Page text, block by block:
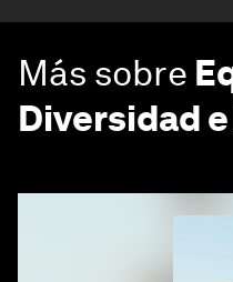
Más sobre
Diversidad